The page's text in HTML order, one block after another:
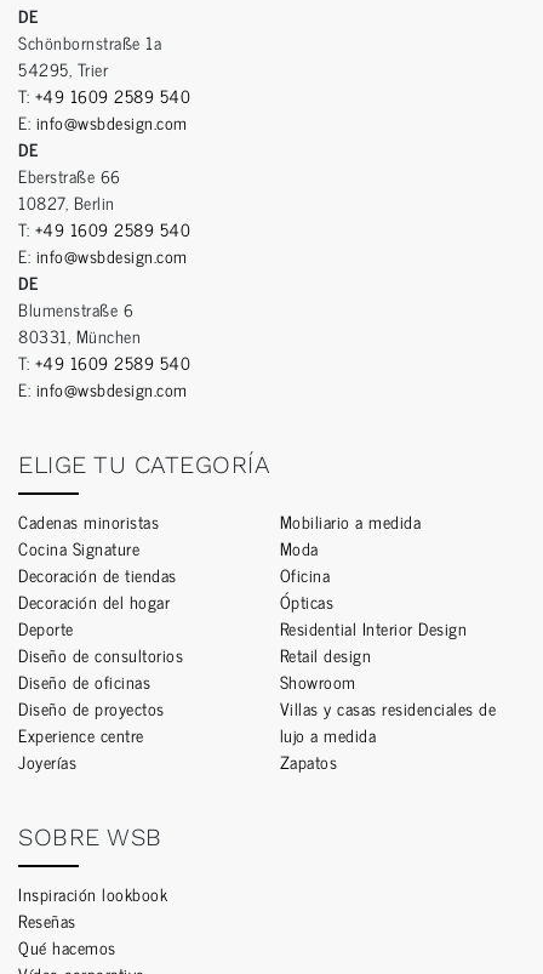
DE
Schönbornstraße 1a
54295, Trier
T: +49 1609 2589 540
E: info@wsbdesign.com
DE
Eberstraße 66
10827, Berlin
T: +49 1609 2589 540
E: info@wsbdesign.com
DE
Blumenstraße 6
80331, München
T: +49 1609 2589 540
E: info@wsbdesign.com
ELIGE TU CATEGORÍA
Cadenas minoristas
Cocina Signature
Decoración de tiendas
Decoración del hogar
Deporte
Diseño de consultorios
Diseño de oficinas
Diseño de proyectos
Experience centre
Joyerías
Mobiliario a medida
Moda
Oficina
Ópticas
Residential Interior Design
Retail design
Showroom
Villas y casas residenciales de
lujo a medida
Zapatos
SOBRE WSB
Inspiración lookbook
Reseñas
Qué hacemos